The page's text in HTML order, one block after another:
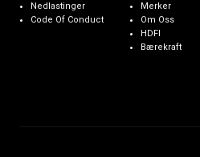
Nedlastinger
Code Of Conduct
Merker
Om Oss
HDFI
Bærekraft